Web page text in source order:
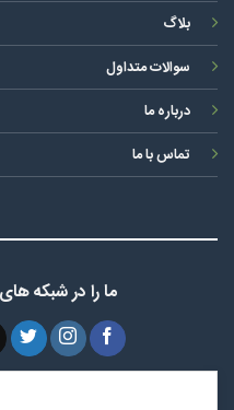
بلاگ
سوالات متداول
درباره ما
تماس با ما
ما را در شبکه